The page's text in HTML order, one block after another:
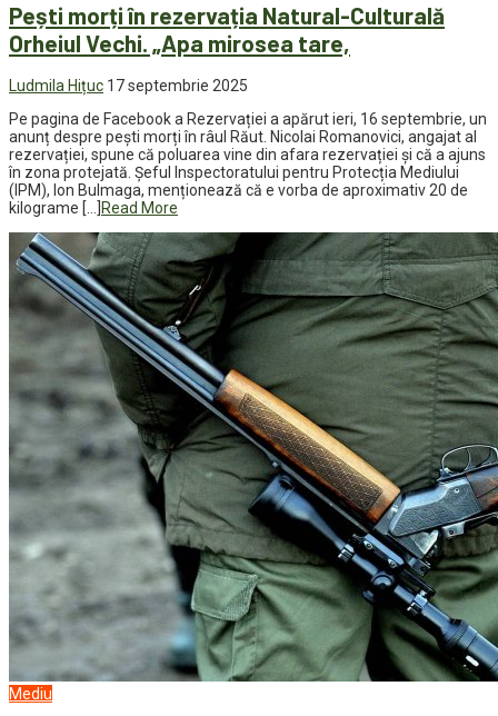
Pești morți în rezervația Natural-Culturală
Orheiul Vechi. „Apa mirosea tare,
Ludmila Hițuc 17 septembrie 2025
Pe pagina de Facebook a Rezervației a apărut ieri, 16 septembrie, un
anunț despre pești morți în râul Răut. Nicolai Romanovici, angajat al
rezervației, spune că poluarea vine din afara rezervației și că a ajuns
în zona protejată. Șeful Inspectoratului pentru Protecția Mediului
(IPM), Ion Bulmaga, menționează că e vorba de aproximativ 20 de
kilograme […]Read More
Mediu